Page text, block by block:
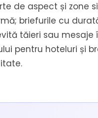
de aspect și zone
briefurile cu
tăieri sau mesaje
pentru hoteluri și